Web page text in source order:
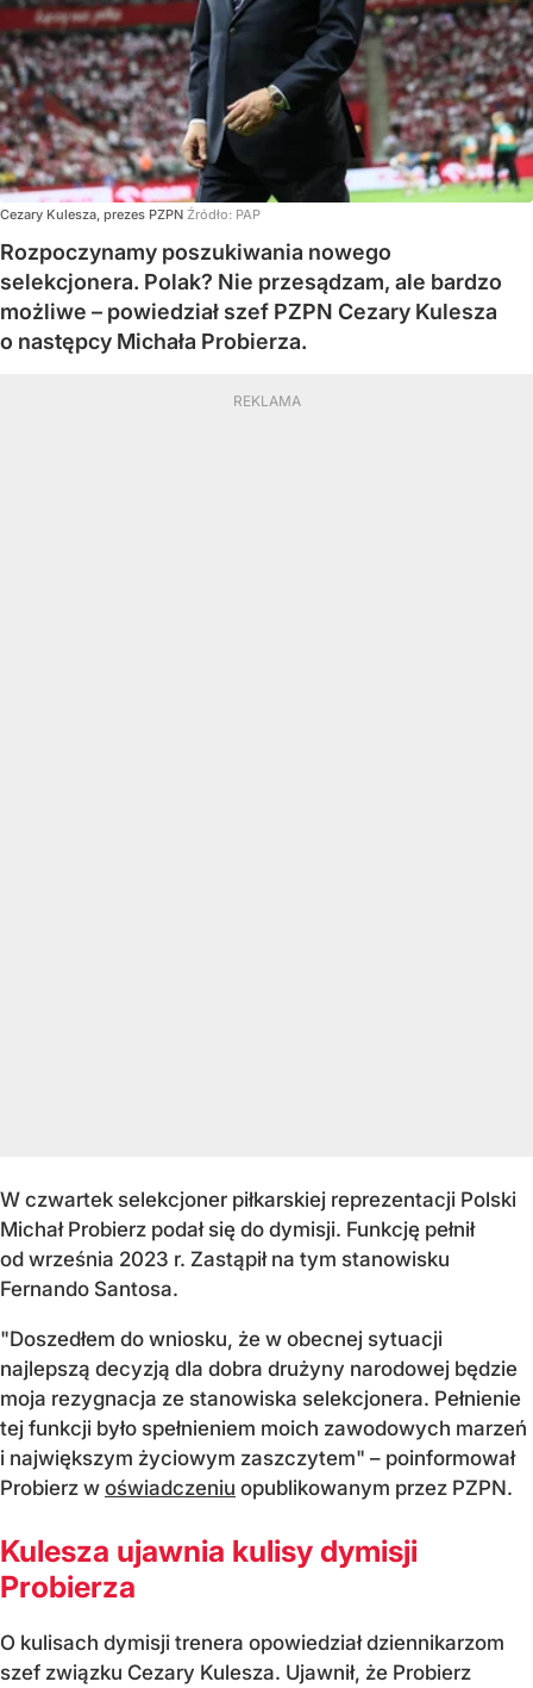
Cezary Kulesza, prezes PZPN Źródło: PAP
Rozpoczynamy poszukiwania nowego
selekcjonera. Polak? Nie przesądzam, ale bardzo
możliwe – powiedział szef PZPN Cezary Kulesza
o następcy Michała Probierza.
W czwartek selekcjoner piłkarskiej reprezentacji Polski
Michał Probierz podał się do dymisji. Funkcję pełnił
od września 2023 r. Zastąpił na tym stanowisku
Fernando Santosa.
"Doszedłem do wniosku, że w obecnej sytuacji
najlepszą decyzją dla dobra drużyny narodowej będzie
moja rezygnacja ze stanowiska selekcjonera. Pełnienie
tej funkcji było spełnieniem moich zawodowych marzeń
i największym życiowym zaszczytem" – poinformował
Probierz w oświadczeniu opublikowanym przez PZPN.
Kulesza ujawnia kulisy dymisji
Probierza
O kulisach dymisji trenera opowiedział dziennikarzom
szef związku Cezary Kulesza. Ujawnił, że Probierz